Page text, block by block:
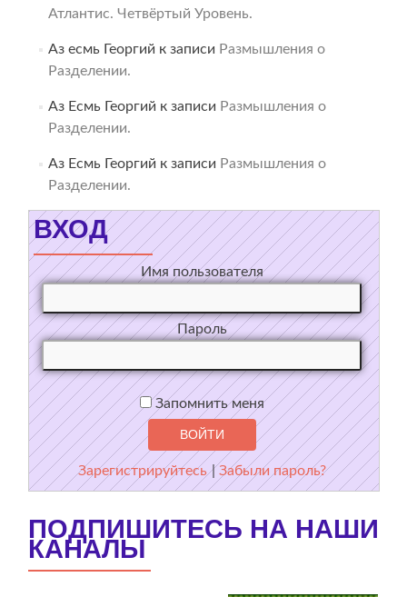
Атлантис. Четвёртый Уровень.
Аз есмь Георгий к записи Размышления о
Разделении.
Аз Есмь Георгий к записи Размышления о
Разделении.
Аз Есмь Георгий к записи Размышления о
Разделении.
ВХОД
Имя пользователя
Пароль
Запомнить меня
Зарегистрируйтесь |Забыли пароль?
ПОДПИШИТЕСЬ НА НАШИ
КАНАЛЫ